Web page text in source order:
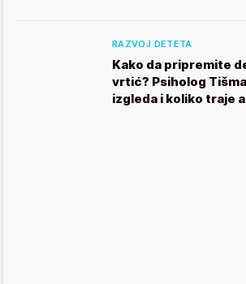
RAZVOJ DETETA
Kako da pripremite
vrtić? Psiholog
izgleda i koliko traje